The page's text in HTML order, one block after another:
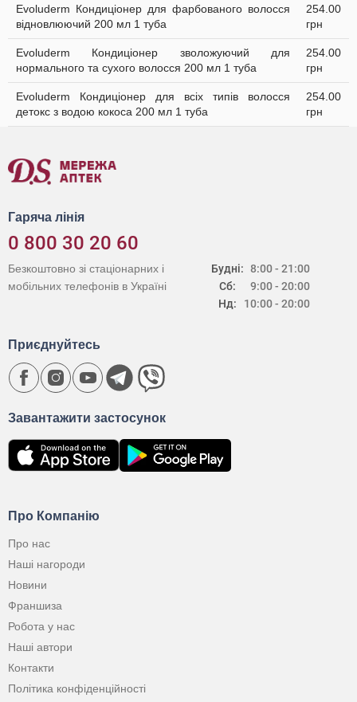
Evoluderm Кондиціонер для фарбованого волосся
відновлюючий 200 мл 1 туба
254.00
грн
Evoluderm Кондиціонер зволожуючий для
нормального та сухого волосся 200 мл 1 туба
254.00
грн
Evoluderm Кондиціонер для всіх типів волосся
детокс з водою кокоса 200 мл 1 туба
254.00
грн
Гаряча лінія
0 800 30 20 60
Будні:
Сб:
Нд:
8:00 - 21:00
9:00 - 20:00
10:00 - 20:00
Безкоштовно зі стаціонарних і
мобільних телефонів в Україні
Про Компанію
Про нас
Наші нагороди
Новини
Франшиза
Робота у нас
Наші автори
Контакти
Політика конфіденційності
Завантажити застосунок
Приєднуйтесь